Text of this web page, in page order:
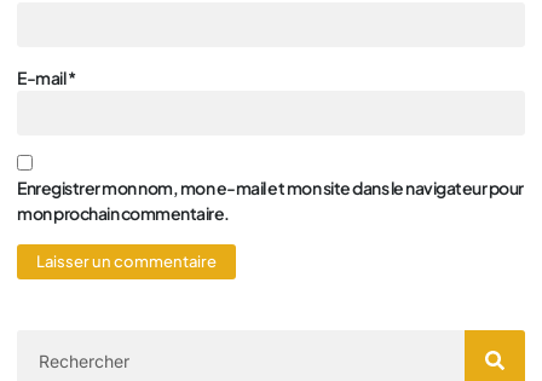
E-mail*
Enregistrer mon nom, mon e-mail et mon site dans le navigateur pour
mon prochain commentaire.